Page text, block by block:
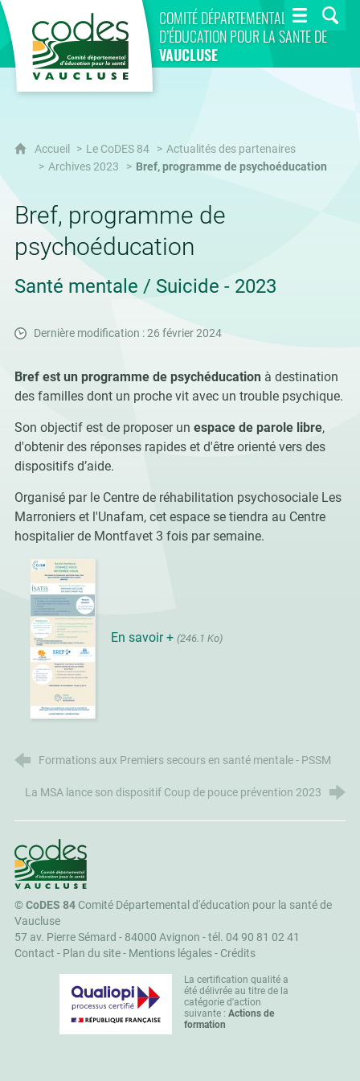
COMITÉ DÉPARTEMENTAL
D’ÉDUCATION POUR LA SANTÉ DE
VAUCLUSE
CoDES 84
Accueil Le CoDES 84
Actualités des partenaires
Archives 2023
Bref, programme de psychoéducation
Bref, programme de
psychoéducation
Santé mentale / Suicide - 2023
Dernière modification : 26 février 2024
Bref est un programme de psychéducation à destination
des familles dont un proche vit avec un trouble psychique.
Son objectif est de proposer un espace de parole libre,
d'obtenir des réponses rapides et d'être orienté vers des
dispositifs d’aide.
Organisé par le Centre de réhabilitation psychosociale Les
Marroniers et l'Unafam, cet espace se tiendra au Centre
hospitalier de Montfavet 3 fois par semaine.
En savoir + (246.1 Ko)
Formations aux Premiers secours en santé mentale - PSSM
La MSA lance son dispositif Coup de pouce prévention 2023
CoDES 84
©CoDES 84Comité Départemental d'éducation pour la santé de
Vaucluse
57 av. Pierre Sémard - 84000 Avignon -tél. 04 90 81 02 41
Contact - Plan du site- Mentions légales- Crédits
La certification qualité a
été délivrée au titre de la
catégorie d'action
suivante : Actions de
formation